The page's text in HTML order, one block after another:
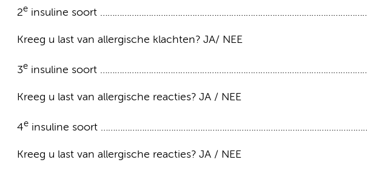
2e insuline soort
Kreeg u last van allergische klachten? JA/ NEE
3e insuline soort
Kreeg u last van allergische reacties? JA / NEE
4e insuline soort
Kreeg u last van allergische reacties? JA / NEE